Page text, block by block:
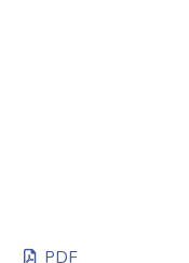
PDF